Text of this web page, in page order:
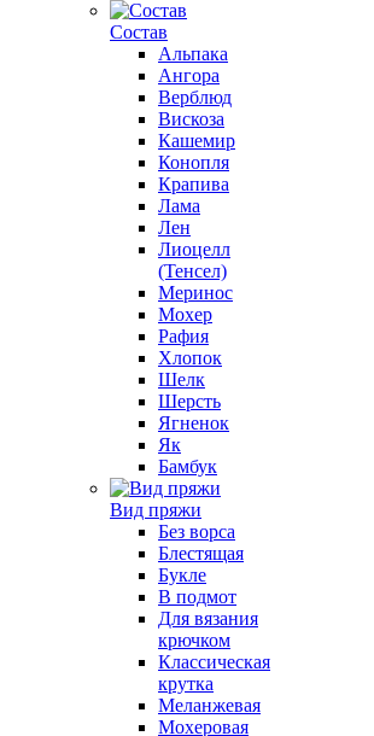
Состав
Альпака
Ангора
Верблюд
Вискоза
Кашемир
Конопля
Крапива
Лама
Лен
Лиоцелл
(Тенсел)
Меринос
Мохер
Рафия
Хлопок
Шелк
Шерсть
Ягненок
Як
Бамбук
Вид пряжи
Без ворса
Блестящая
Букле
В подмот
Для вязания
крючком
Классическая
крутка
Меланжевая
Мохеровая